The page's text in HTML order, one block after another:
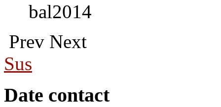
bal2014
Prev Next
Sus
Date contact